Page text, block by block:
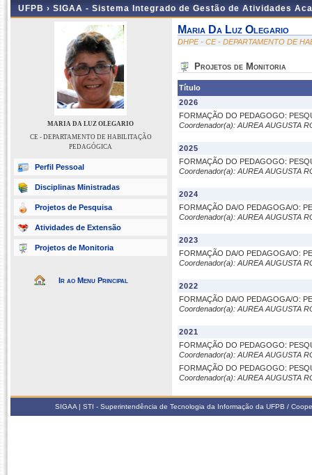
UFPB › SIGAA - Sistema Integrado de Gestão de Atividades
MARIA DA LUZ OLEGARIO
CE - DEPARTAMENTO DE HABILITAÇÃO
PEDAGÓGICA
Perfil Pessoal
Disciplinas Ministradas
Projetos de Pesquisa
Atividades de Extensão
Projetos de Monitoria
Ir ao Menu Principal
Maria Da Luz Olegario
DHPE - CE - DEPARTAMENTO DE
Projetos de Monitoria
Título
2026
FORMAÇÃO DO PEDAGOGO:
Coordenador(a): AUREA AUGUSTA
2025
FORMAÇÃO DO PEDAGOGO:
Coordenador(a): AUREA AUGUSTA
2024
FORMAÇÃO DA/O PEDAGOGA/O:
Coordenador(a): AUREA AUGUSTA
2023
FORMAÇÃO DA/O PEDAGOGA/O:
Coordenador(a): AUREA AUGUSTA
2022
FORMAÇÃO DA/O PEDAGOGA/O:
Coordenador(a): AUREA AUGUSTA
2021
FORMAÇÃO DO PEDAGOGO:
Coordenador(a): AUREA AUGUSTA
FORMAÇÃO DO PEDAGOGO:
Coordenador(a): AUREA AUGUSTA
SIGAA | STI - Superintendência de Tecnologia da Informação da UFPB /